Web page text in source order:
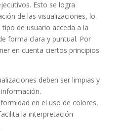
Esto se logra
de las visualizaciones, lo
de usuario acceda a la
forma clara y puntual. Por
en cuenta ciertos principios
deben ser limpias y
en el uso de colores,
la interpretación